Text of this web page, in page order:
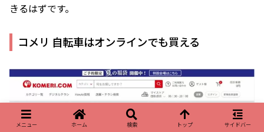
きるはずです。
コメリ 自転車はオンラインでも買える
メニュー ホーム 検索 トップ サイドバー